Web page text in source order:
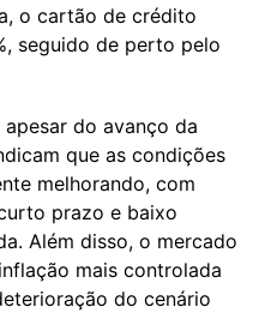
o cartão de crédito
seguido de perto pelo
apesar do avanço da
que as condições
melhorando, com
prazo e baixo
Além disso, o mercado
mais controlada
do cenário